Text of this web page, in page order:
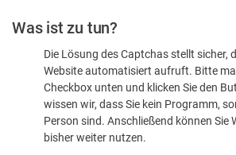
sind
Was ist zu tun?
Die Lösung des Captchas stellt sicher,
Website automatisiert aufruft. Bitte
Checkbox unten und klicken Sie den
wissen wir, dass Sie kein Programm,
Person sind. Anschließend können Sie
bisher weiter nutzen.